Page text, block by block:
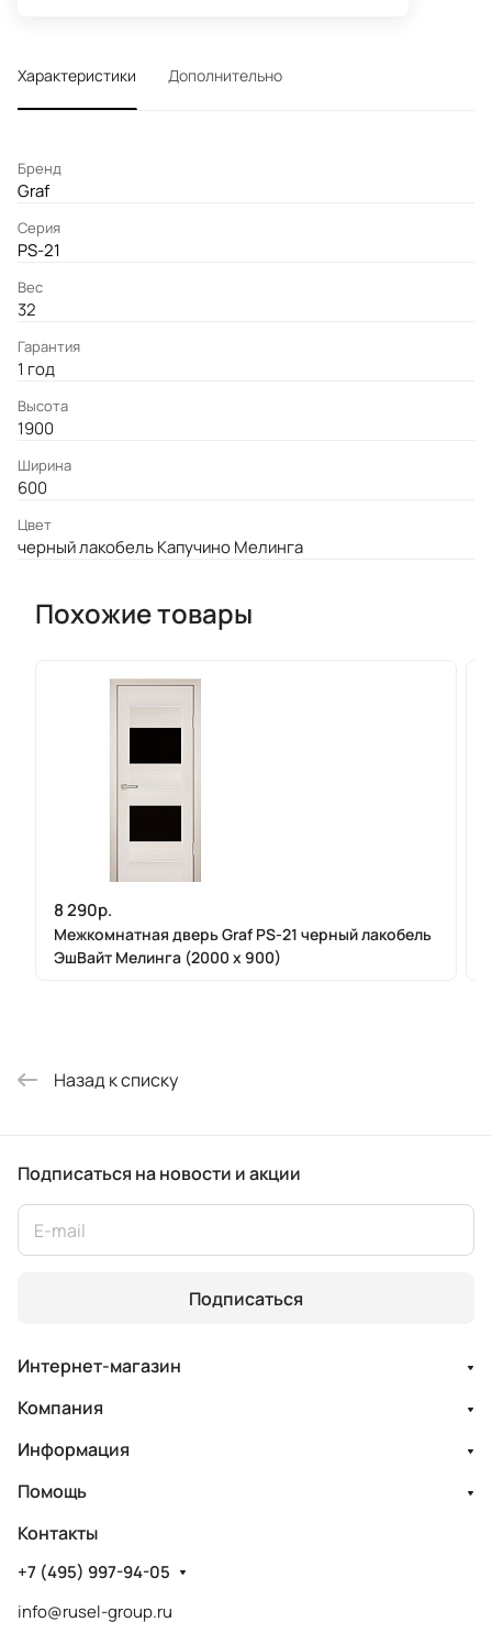
Характеристики Дополнительно
Бренд
Graf
Серия
PS-21
Вес
32
Гарантия
1 год
Высота
1900
Ширина
600
Цвет
черный лакобель Капучино Мелинга
Похожие товары
8 290р.
Межкомнатная дверь Graf PS-21 черный лакобель
ЭшВайт Мелинга (2000 х 900)
Назад к списку
Подписаться на новости и акции
Подписаться
Интернет-магазин
Компания
Информация
Помощь
Контакты
+7 (495) 997-94-05
info@rusel-group.ru